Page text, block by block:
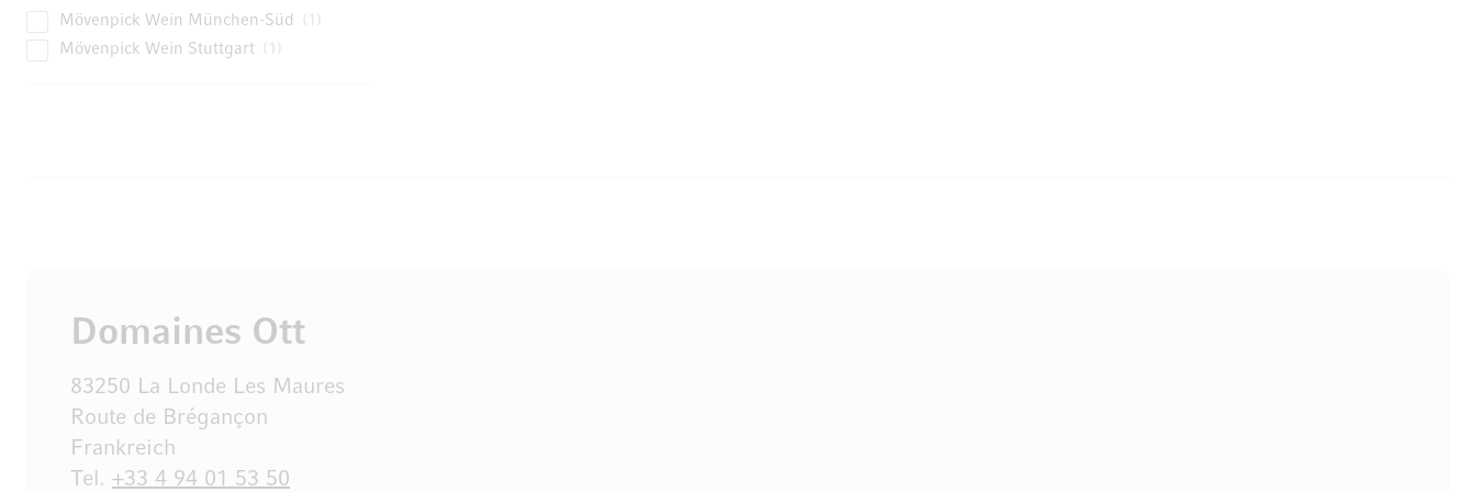
Mövenpick Wein München-Süd
1
Mövenpick Wein Stuttgart
1
Domaines Ott
83250 La Londe Les Maures
Route de Brégançon
Frankreich
Tel. +33 4 94 01 53 50